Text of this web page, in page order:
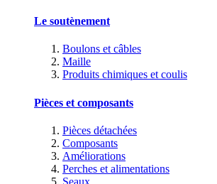
Le soutènement
Boulons et câbles
Maille
Produits chimiques et coulis
Pièces et composants
Pièces détachées
Composants
Améliorations
Perches et alimentations
Seaux